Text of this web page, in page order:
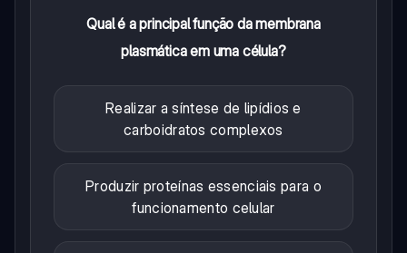
Qual é a principal função da membrana
plasmática em uma célula?
Realizar a síntese de lipídios e
carboidratos complexos
Produzir proteínas essenciais para o
funcionamento celular